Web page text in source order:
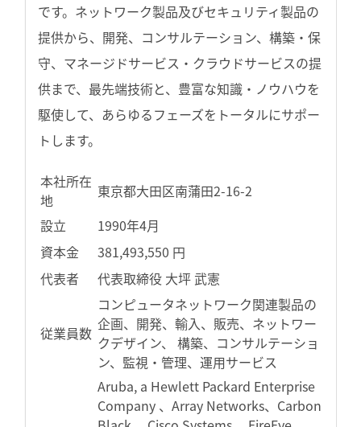
です。ネットワーク製品及びセキュリティ製品の
提供から、開発、コンサルテーション、構築・保
守、マネージドサービス・クラウドサービスの提
供まで、最先端技術と、豊富な知識・ノウハウを
駆使して、あらゆるフェーズをトータルにサポー
トします。
本社所在
地
東京都大田区南蒲田2-16-2
設立
1990年4月
資本金
381,493,550 円
代表者
代表取締役 大坪 武憲
従業員数
コンピュータネットワーク関連製品の
企画、開発、輸入、販売、ネットワー
クデザイン、 構築、コンサルテーショ
ン、監視・管理、運用サービス
Aruba, a Hewlett Packard Enterprise
Company 、Array Networks、Carbon